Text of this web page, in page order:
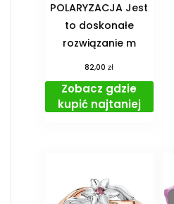
POLARYZACJA Jest
to doskonałe
rozwiązanie m
82,00zł
Zobacz gdzie
kupić najtaniej